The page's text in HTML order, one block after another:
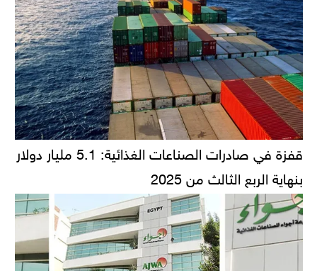
قفزة في صادرات الصناعات الغذائية: 5.1 مليار دولار
بنهاية الربع الثالث من 2025